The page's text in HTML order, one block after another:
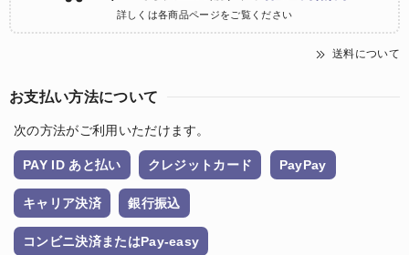
詳しくは各商品ページをご覧ください
送料について
お支払い方法について
次の方法がご利用いただけます。
PAY ID あと払い クレジットカード PayPay
キャリア決済 銀行振込
コンビニ決済またはPay-easy